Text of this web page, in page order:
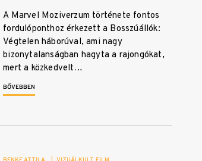
A Marvel Moziverzum története fontos
fordulóponthoz érkezett a Bosszúállók:
Végtelen háborúval, ami nagy
bizonytalanságban hagyta a rajongókat,
mert a közkedvelt…
BŐVEBBEN